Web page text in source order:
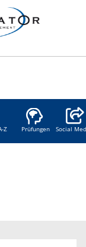
Z Prüfungen Social